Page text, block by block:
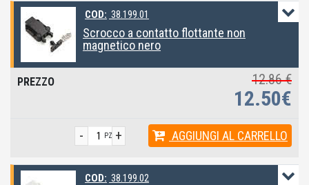
COD: 38.199.01
Scrocco a contatto flottante non
magnetico nero
12.86 €
12.50€
+
- PZ AGGIUNGI AL CARRELLO
COD: 38.199.02